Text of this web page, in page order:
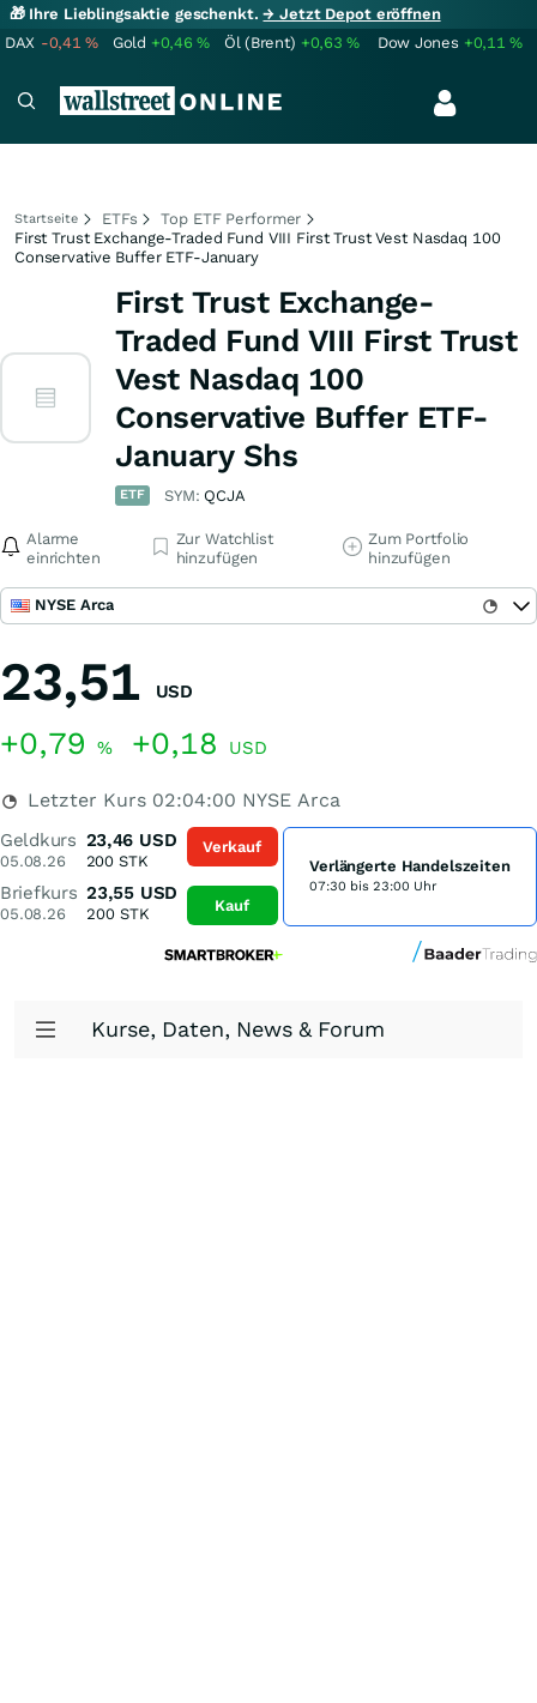
🎁 Ihre Lieblingsaktie geschenkt.→ Jetzt Depot eröffnen
DAX -0,41% Gold +0,46% Öl (Brent) +0,63% Dow Jones +0,11%
Startseite ETFs
Top ETF Performer
First Trust Exchange-Traded Fund VIII First Trust Vest Nasdaq 100
Conservative Buffer ETF-January
First Trust Exchange-
Traded Fund VIII First Trust
Vest Nasdaq 100
Conservative Buffer ETF-
January Shs
ETF SYM: QCJA
Alarme
einrichten
Zur Watchlist
hinzufügen
Zum Portfolio
hinzufügen
NYSE Arca
23,51 USD
+0,79 % +0,18 USD
Letzter Kurs 02:04:00 NYSE Arca
Geldkurs
05.08.26
23,46 USD
200 STK
Briefkurs
05.08.26
23,55 USD
200STK
Verkauf
Kauf
Verlängerte Handelszeiten
07:30 bis 23:00 Uhr
Kurse, Daten, News & Forum